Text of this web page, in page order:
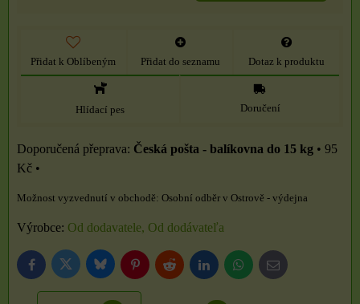
Přidat k Oblíbeným Přidat do seznamu Dotaz k produktu
Hlídací pes Doručení
Česká pošta - balíkovna do 15 kg • 95
Kč •
Osobní odběr v Ostrově - výdejna
Výrobce: Od dodavatele, Od dodávateľa
FacebookTwitter BlueskyPinterestReddit LinkedInWhatsApp
E-
mail